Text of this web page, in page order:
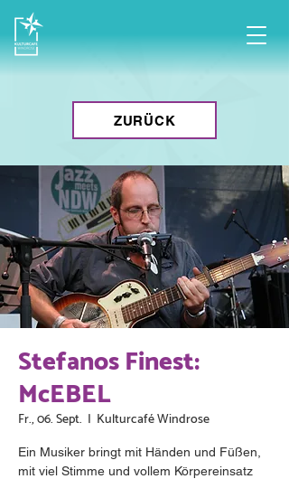
ZURÜCK
Stefanos Finest:
McEBEL
Fr., 06. Sept.
  |
Kulturcafé Windrose
Ein Musiker bringt mit Händen und Füßen,
mit viel Stimme und vollem Körpereinsatz